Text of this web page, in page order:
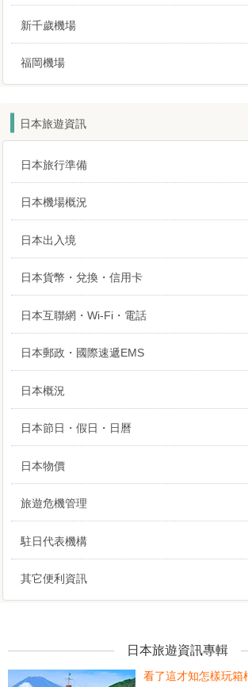
新千歲機場
福岡機場
日本旅遊資訊
日本旅行準備
日本機場概況
日本出入境
日本貨幣・兌換・信用卡
日本互聯網・Wi-Fi・電話
日本郵政・國際速遞EMS
日本概況
日本節日・假日・日曆
日本物價
旅遊危機管理
駐日代表機構
其它便利資訊
日本旅遊資訊專輯
看了這才知怎樣玩箱